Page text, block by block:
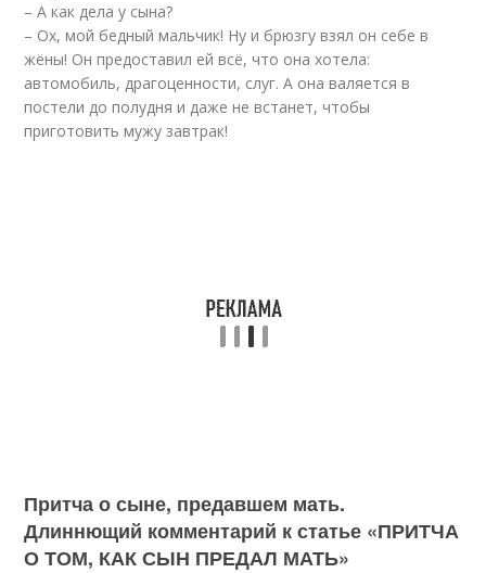
– А как дела у сына?
– Ох, мой бедный мальчик! Ну и брюзгу взял он себе в
жёны! Он предоставил ей всё, что она хотела:
автомобиль, драгоценности, слуг. А она валяется в
постели до полудня и даже не встанет, чтобы
приготовить мужу завтрак!
Притча о сыне, предавшем мать.
Длиннющий комментарий к статье «ПРИТЧА
О ТОМ, КАК СЫН ПРЕДАЛ МАТЬ»